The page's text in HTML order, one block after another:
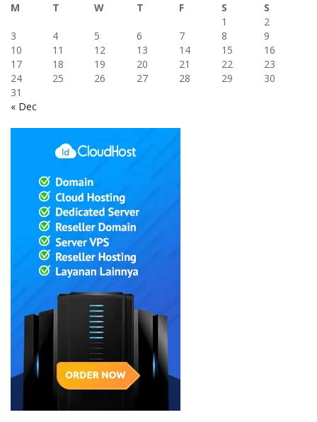
M
T W T F S
S
1
2
3
4 5 6 7 8
9
10
11 12 13 14 15
16
17
18 19 20 21 22
23
24
25 26 27 28 29
30
31
« Dec